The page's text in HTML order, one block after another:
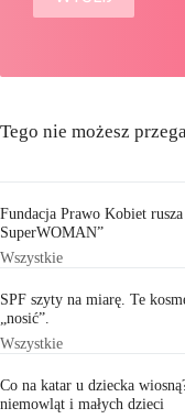
Tego nie możesz
Fundacja Prawo Kobiet
SuperWOMAN”
Wszystkie
SPF szyty na miarę. Te
„nosić”.
Wszystkie
Co na katar u dziecka
niemowląt i małych dzieci